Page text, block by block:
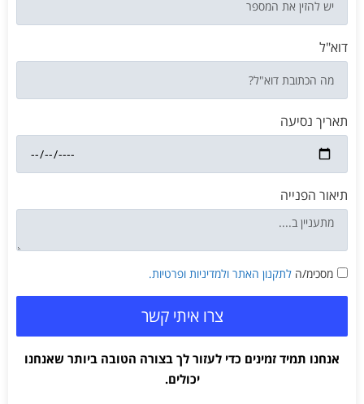
דוא"ל
תאריך נסיעה
תיאור הפנייה
מסכימ/ה לתקנון האתר ולמדיניות ופרטיות.
צרו איתי קשר
אנחנו תמיד זמינים כדי לעזור לך בצורה הטובה ביותר שאנחנו
יכולים.